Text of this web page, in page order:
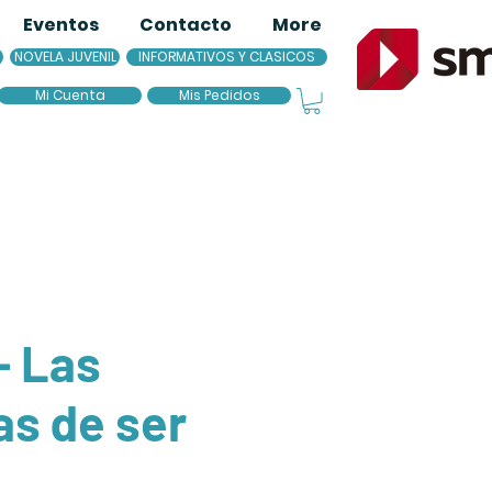
Eventos Contacto More
NOVELA JUVENIL INFORMATIVOS Y CLASICOS
Mi Cuenta Mis Pedidos
Las
de ser